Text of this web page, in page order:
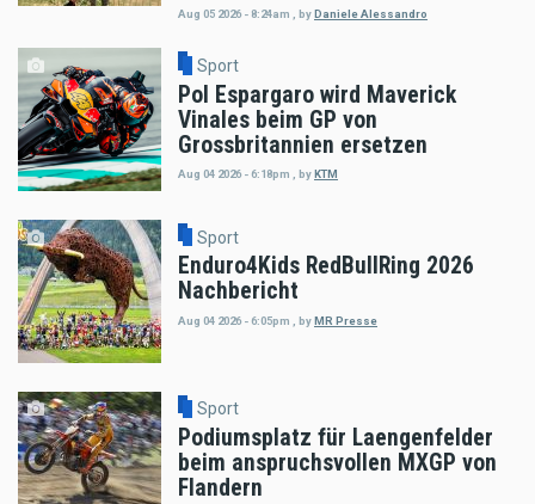
Aug 05 2026 - 8:24am byDaniele Alessandro
Sport
Pol Espargaro wird Maverick
Vinales beim GP von
Grossbritannien ersetzen
Aug 04 2026 - 6:18pm byKTM
Sport
Enduro4Kids RedBullRing 2026
Nachbericht
Aug 04 2026 - 6:05pm byMR Presse
Sport
Podiumsplatz für Laengenfelder
beim anspruchsvollen MXGP von
Flandern